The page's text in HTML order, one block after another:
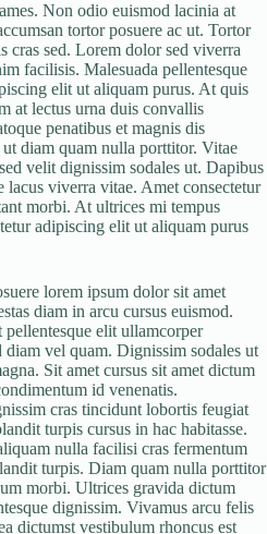
Non odio euismod lacinia at
tortor posuere ac ut. Tortor
cras sed. Lorem dolor sed viverra
facilisis. Malesuada pellentesque
elit ut aliquam purus. At quis
at lectus urna duis convallis
penatibus et magnis dis
diam quam nulla porttitor. Vitae
velit dignissim sodales ut. Dapibus
lacus viverra vitae. Amet consectetur
morbi. At ultrices mi tempus
adipiscing elit ut aliquam purus
lorem ipsum dolor sit amet
diam in arcu cursus euismod.
elit ullamcorper
vel quam. Dignissim sodales ut
Sit amet cursus sit amet dictum
id venenatis.
cras tincidunt lobortis feugiat
turpis cursus in hac habitasse.
nulla facilisi cras fermentum
turpis. Diam quam nulla porttitor
morbi. Ultrices gravida dictum
dignissim. Vivamus arcu felis
dictumst vestibulum rhoncus est